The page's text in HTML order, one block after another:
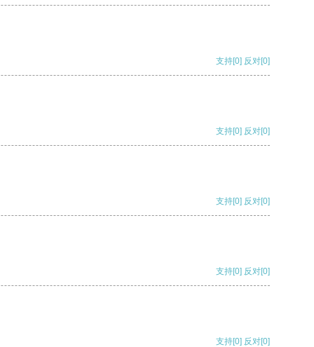
支持[0] 反对[0]
支持[0] 反对[0]
支持[0] 反对[0]
支持[0] 反对[0]
支持[0] 反对[0]